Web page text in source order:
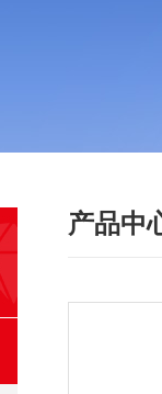
产品中